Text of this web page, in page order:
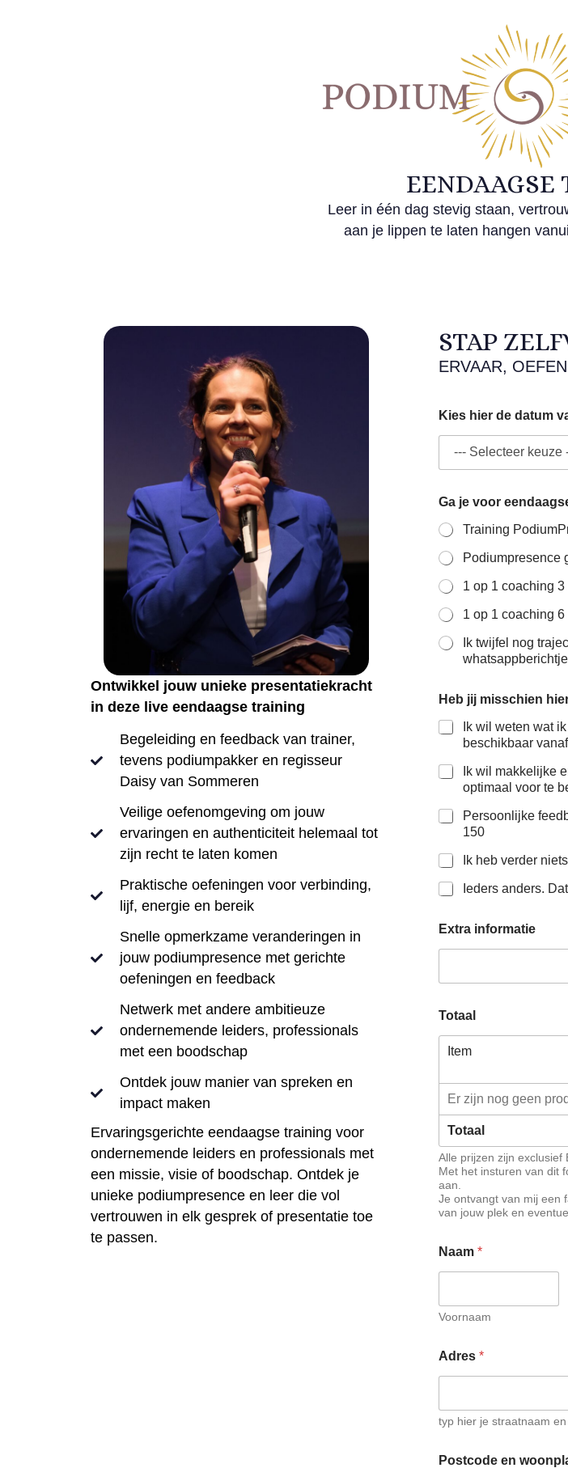
EENDAAGSE
Leer in één dag stevig staan,
aan je lippen te laten hangen
Ontwikkel jouw unieke presentatiekracht
in deze live eendaagse training
Begeleiding en feedback van trainer,
tevens podiumpakker en regisseur
Daisy van Sommeren
Veilige oefenomgeving om jouw
ervaringen en authenticiteit helemaal tot
zijn recht te laten komen
Praktische oefeningen voor verbinding,
lijf, energie en bereik
Snelle opmerkzame veranderingen in
jouw podiumpresence met gerichte
oefeningen en feedback
Netwerk met andere ambitieuze
ondernemende leiders, professionals
met een boodschap
Ontdek jouw manier van spreken en
impact maken
Ervaringsgerichte eendaagse training voor
ondernemende leiders en professionals met
een missie, visie of boodschap. Ontdek je
unieke podiumpresence en leer die vol
vertrouwen in elk gesprek of presentatie toe
te passen.
STAP
ERVAAR,
Kies hier de datum
Ga je voor
Podiumpresence
1 op 1 coaching
1 op 1 coaching
Ik twijfel nog
Heb jij misschien
Ik wil weten wat
beschikbaar
Ik wil makkelijke
optimaal voor te
Persoonlijke
150
Ik heb verder
Ieders anders.
Extra informatie
Totaal
Item
Er zijn nog geen
Totaal
Alle prijzen zijn exclusief
Met het insturen van dit
aan.
Je ontvangt van mij een
van jouw plek en
Naam *
Voornaam
Adres *
typ hier je straatnaam
Postcode en